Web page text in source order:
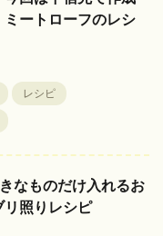
ミートローフのレシ
レシピ
ものだけ入れるお
照りレシピ